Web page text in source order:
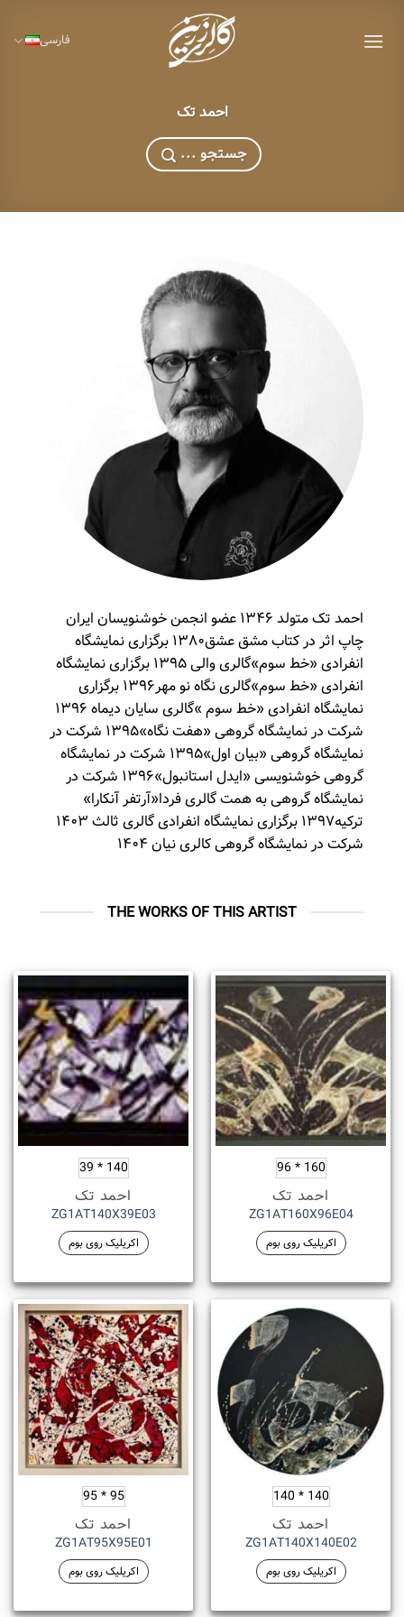
content
فارسی
احمد تک
... جستجو
احمد تک متولد ۱۳۴۶ عضو انجمن خوشنویسان ایران
چاپ اثر در کتاب مشق عشق۱۳۸۰ برگزاری نمایشگاه
انفرادی «خط سوم»گالری والی ۱۳۹۵ برگزاری نمایشگاه
انفرادی «خط سوم»گالری نگاه نو مهر۱۳۹۶ برگزاری
نمایشگاه انفرادی «خط سوم »گالری سایان دیماه ۱۳۹۶
شرکت در نمایشگاه گروهی «هفت نگاه»۱۳۹۵ شرکت در
نمایشگاه گروهی «بیان اول»۱۳۹۵ شرکت در نمایشگاه
گروهی خوشنویسی «ایدل استانبول»۱۳۹۶ شرکت در
نمایشگاه گروهی به همت گالری فردا«آرتفر آنکارا»
ترکیه۱۳۹۷ برگزاری نمایشگاه انفرادی گالری ثالث ۱۴۰۳
شرکت در نمایشگاه گروهی کالری نیان ۱۴۰۴
THE WORKS OF THIS ARTIST
160 * 96
احمد تک
ZG1AT160X96E04
اکریلیک روی بوم
140 * 39
احمد تک
ZG1AT140X39E03
اکریلیک روی بوم
140 * 140
احمد تک
ZG1AT140X140E02
اکریلیک روی بوم
95 * 95
احمد تک
ZG1AT95X95E01
اکریلیک روی بوم